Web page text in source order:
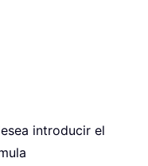
introducir el